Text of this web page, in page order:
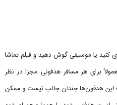
کنید یا موسیقی گوش دهید و فیلم تماشا
برای هر مسافر هدفونی مجزا در نظر
این هدفون‌ها چندان جالب نیست و ممکن